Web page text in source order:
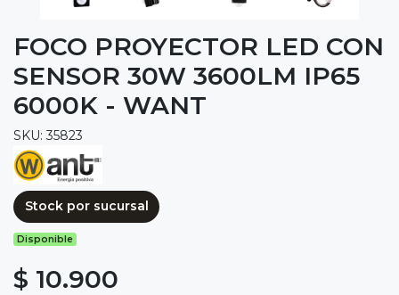
FOCO PROYECTOR LED CON
SENSOR 30W 3600LM IP65
6000K - WANT
SKU: 35823
Stock por sucursal
Disponible
$ 10.900